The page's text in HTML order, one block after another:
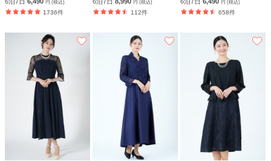
円 (税込)
1736件
円 (税込)
112件
円 (税込)
658件